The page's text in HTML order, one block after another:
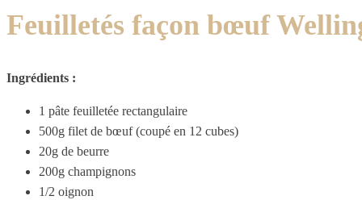
Feuilletés façon bœuf
Ingrédients :
1 pâte feuilletée rectangulaire
500g filet de bœuf (coupé en 12 cubes)
20g de beurre
200g champignons
1/2 oignon